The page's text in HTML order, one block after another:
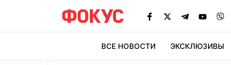
ВСЕ НОВОСТИ ЭКСКЛЮЗИВЫ